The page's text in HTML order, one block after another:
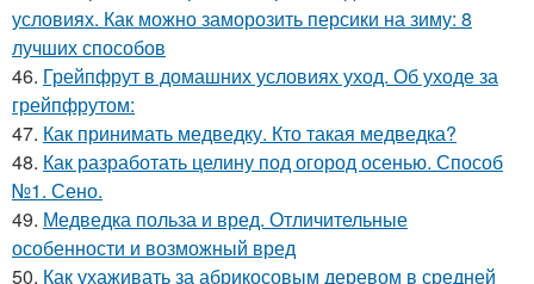
условиях. Как можно заморозить персики на зиму: 8
лучших способов
46. Грейпфрут в домашних условиях уход. Об уходе за
грейпфрутом:
47. Как принимать медведку. Кто такая медведка?
48. Как разработать целину под огород осенью. Способ
№1. Сено.
49. Медведка польза и вред. Отличительные
особенности и возможный вред
50. Как ухаживать за абрикосовым деревом в средней